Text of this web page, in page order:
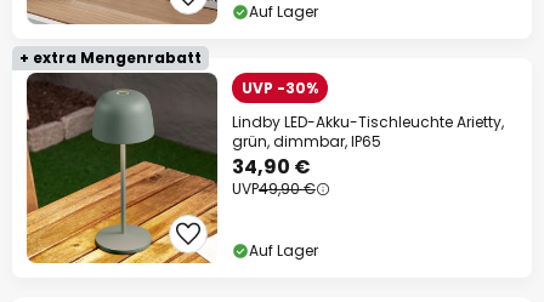
Auf Lager
+ extra Mengenrabatt
UVP -30%
Lindby LED-Akku-Tischleuchte Arietty,
grün, dimmbar, IP65
34,90 €
UVP49,90 €
Auf Lager